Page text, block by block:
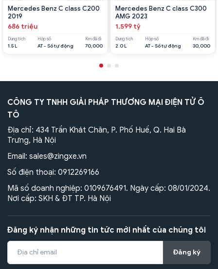
Mercedes Benz C class C200
2019
686 triệu
Dung tích
1.5 L
Hộp số
AT - Số tự động
Km đã đi
70,000
Mercedes Benz C class C300
AMG 2023
1.599 tỷ
Dung tích
2.0 L
Hộp số
AT - Số tự động
Km đã đi
30,000
CÔNG TY TNHH GIẢI PHÁP THƯƠNG MẠI ĐIỆN TỬ Ô
TÔ
Địa chỉ: 434 Trần Khát Chân, P. Phố Huế, Q. Hai Bà
Trưng, Hà Nội
Email: sales@zingxe.vn
Số điện thoại: 0912269166
Mã số doanh nghiệp: 0109676491. Ngày cấp: 08/01/2024.
Nơi cấp: SKH & ĐT TP. Hà Nội
Đăng ký nhận những tin tức mới nhất của chúng tôi
Đăng ký